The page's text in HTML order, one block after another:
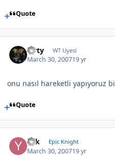
Quote
Mrty WT Uyesi
March 30, 200719 yr
onu nasıl hareketli yapıyoruz
Quote
Yek Epic Knight
March 30, 200719 yr